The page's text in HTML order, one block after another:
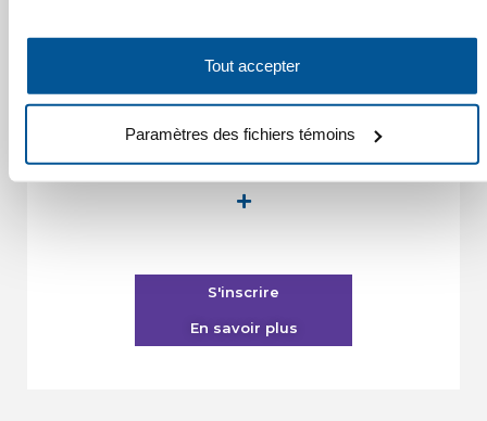
Tout accepter
Paramètres des fichiers témoins
Durée 2 heures
et en TVQ touchant l’immobilier.
Heures admissibles / Unités de formation
2 heures ou moins reconnues (non accréditées)
S'inscrire
En savoir plus